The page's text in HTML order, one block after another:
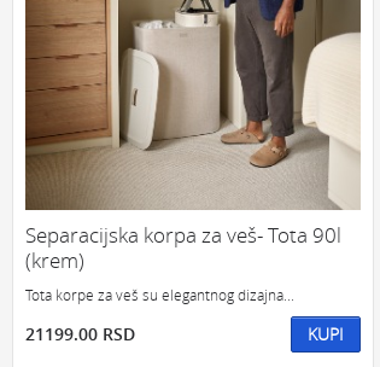
Separacijska korpa za veš- Tota 90l
(krem)
Tota korpe za veš su elegantnog dizajna...
21199.00 RSD KUPI